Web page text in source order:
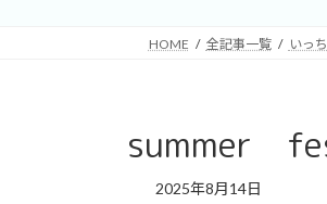
HOME 全記事一覧 いっ
summer
2025年8月14日